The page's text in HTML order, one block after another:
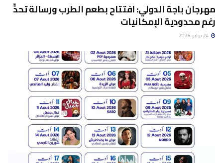
مهرجان باجة الدولي: افتتاح بطعم الطرب ورسالة تحدٍّ
رغم محدودية الإمكانيات